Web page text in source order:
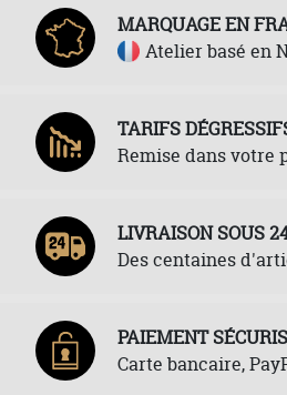
MARQUAGE EN
Atelier basé en
TARIFS
Remise dans votre
LIVRAISON SOUS
Des centaines
PAIEMENT
Carte bancaire,